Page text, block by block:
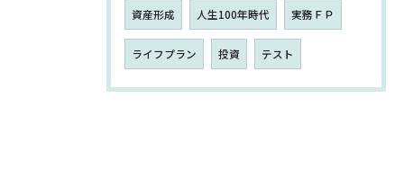
資産形成 人生100年時代 実務ＦＰ
ライフプラン 投資 テスト